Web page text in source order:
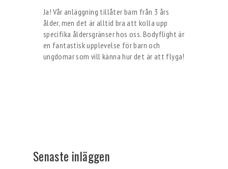
Ja! Vår anläggning tillåter barn från 3 års
ålder, men det är alltid bra att kolla upp
specifika åldersgränser hos oss. Bodyflight är
en fantastisk upplevelse för barn och
ungdomar som vill känna hur det är att flyga!
Senaste inläggen